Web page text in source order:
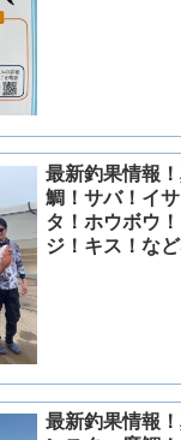
最新釣果情報
鯛！サバ！イ
タ！ホウボウ
ジ！キス！など
最新釣果情報